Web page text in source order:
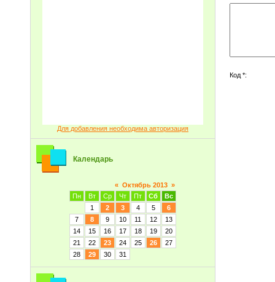
Для добавления необходима авторизация
Календарь
« Октябрь 2013 »
Пн
Вт Ср Чт Пт Сб
Вс
1
2 3 4 5
6
7
8 9 10 11 12
13
14
15 16 17 18 19
20
21
22 23 24 25 26
27
28
29 30 31
Код *: